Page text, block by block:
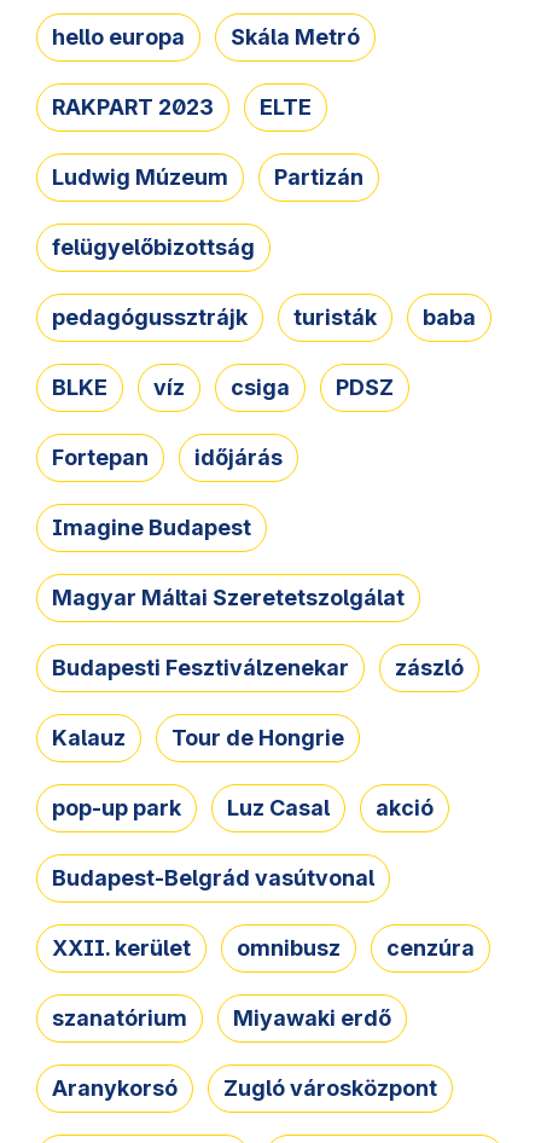
hello europa Skála Metró
RAKPART 2023 ELTE
Ludwig Múzeum Partizán
felügyelőbizottság
pedagógussztrájk turisták baba
BLKE víz csiga PDSZ
Fortepan időjárás
Imagine Budapest
Magyar Máltai Szeretetszolgálat
Budapesti Fesztiválzenekar zászló
Kalauz Tour de Hongrie
pop-up park Luz Casal akció
Budapest-Belgrád vasútvonal
XXII. kerület omnibusz cenzúra
szanatórium Miyawaki erdő
Aranykorsó Zugló városközpont